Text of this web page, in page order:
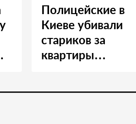
Полицейские в
Киеве убивали
стариков за
квартиры…